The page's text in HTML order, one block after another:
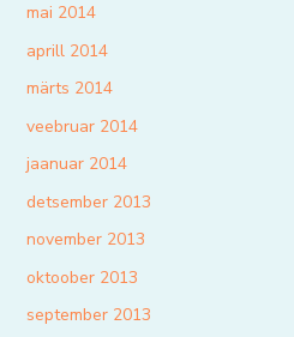
mai 2014
aprill 2014
märts 2014
veebruar 2014
jaanuar 2014
detsember 2013
november 2013
oktoober 2013
september 2013